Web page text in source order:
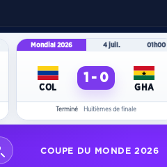
Mondial 2026 4 juil. 01h00
COL
1 - 0
GHA
Terminé Huitièmes de finale
COUPE DU MONDE 2026